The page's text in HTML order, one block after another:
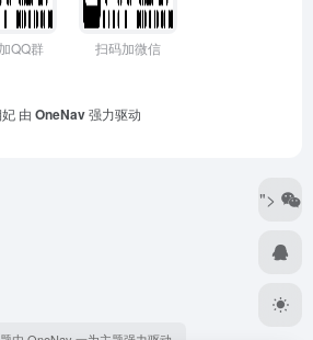
QQ群 扫码加微信
由 OneNav强力驱动
">